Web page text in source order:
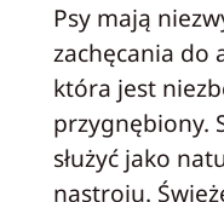
Psy mają
zachęcania do
która jest
przygnębiony.
służyć jako
nastroju.